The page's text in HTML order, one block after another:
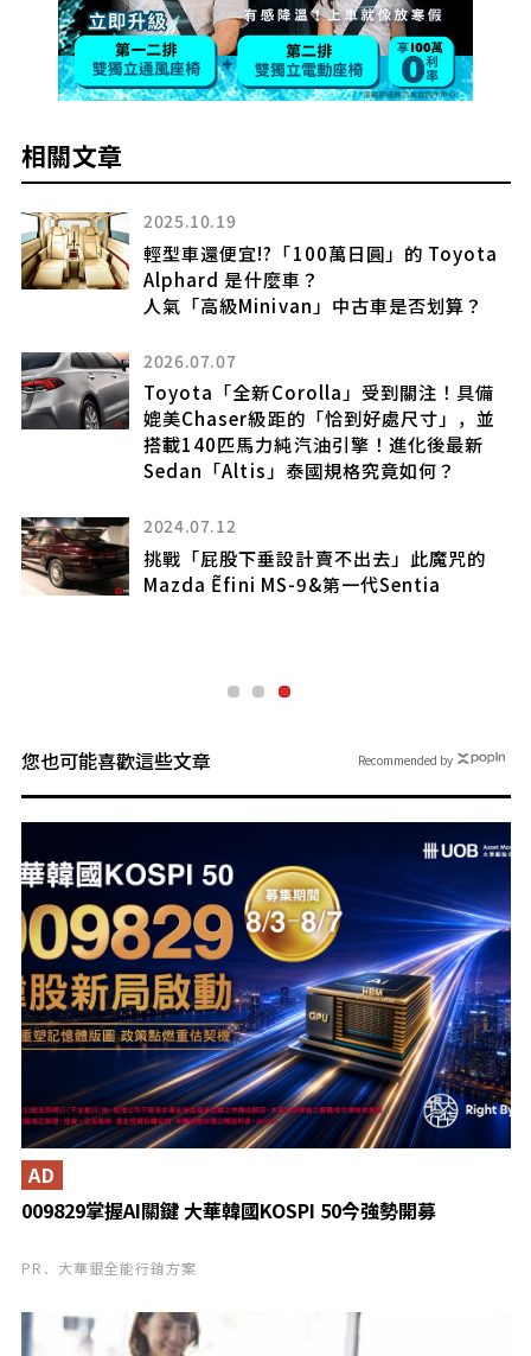
相關文章
2025.10.19
輕型車還便宜!?「100萬日圓」的 Toyota
Alphard 是什麼車？
人氣「高級Minivan」中古車是否划算？
2026.07.07
Toyota「全新Corolla」受到關注！具備
媲美Chaser級距的「恰到好處尺寸」，並
搭載140匹馬力純汽油引擎！進化後最新
Sedan「Altis」泰國規格究竟如何？
2024.07.12
挑戰「屁股下垂設計賣不出去」此魔咒的
Mazda Ẽfini MS-9&第一代Sentia
您也可能喜歡這些文章
009829掌握AI關鍵 大華韓國KOSPI 50今強勢開募
AD
PR．大華銀全能行銷方案
Recommended by